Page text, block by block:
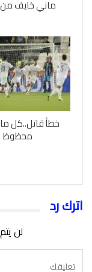
ماني خايف
خطأ قاتل..كل
محظوظ
اترك رد
لن